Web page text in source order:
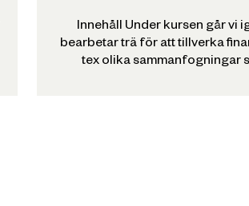
Innehåll Under kursen går vi
bearbetar trä för att tillverka
tex olika sammanfogningar